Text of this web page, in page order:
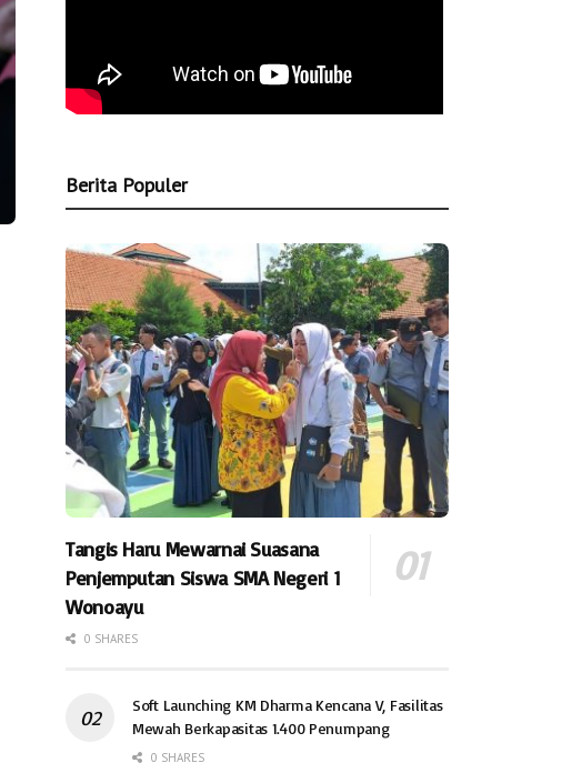
Berita Populer
Tangis Haru Mewarnai Suasana
Penjemputan Siswa SMA Negeri 1
Wonoayu
0 SHARES
Soft Launching KM Dharma Kencana V, Fasilitas
Mewah Berkapasitas 1.400 Penumpang
0 SHARES